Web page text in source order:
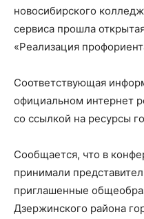
новосибирского
сервиса прошла
«Реализация
Соответствующая
официальном интернет
со ссылкой на ресурсы
Сообщается, что в
принимали
приглашенные
Дзержинского района